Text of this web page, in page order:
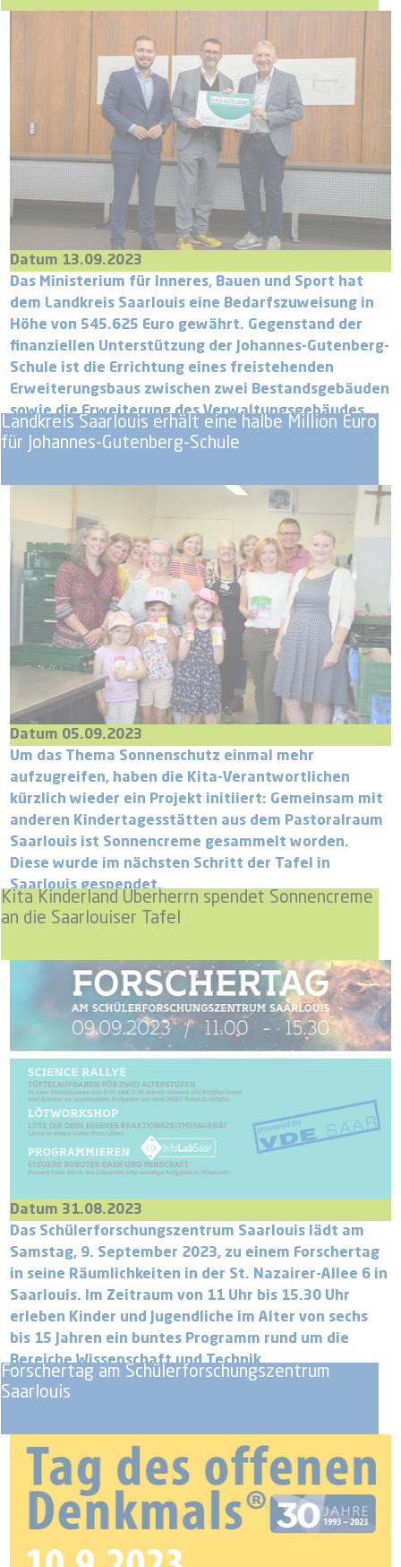
Landkreis Saarlouis erhält eine halbe Million Euro
für Johannes-Gutenberg-Schule
Datum 13.09.2023
Das Ministerium für Inneres, Bauen und Sport hat
dem Landkreis Saarlouis eine Bedarfszuweisung in
Höhe von 545.625 Euro gewährt. Gegenstand der
finanziellen Unterstützung der Johannes-Gutenberg-
Schule ist die Errichtung eines freistehenden
Erweiterungsbaus zwischen zwei Bestandsgebäuden
sowie die Erweiterung des Verwaltungsgebäudes.
Kita Kinderland Überherrn spendet Sonnencreme
an die Saarlouiser Tafel
Datum 05.09.2023
Um das Thema Sonnenschutz einmal mehr
aufzugreifen, haben die Kita-Verantwortlichen
kürzlich wieder ein Projekt initiiert: Gemeinsam mit
anderen Kindertagesstätten aus dem Pastoralraum
Saarlouis ist Sonnencreme gesammelt worden.
Diese wurde im nächsten Schritt der Tafel in
Saarlouis gespendet.
Forschertag am Schülerforschungszentrum
Saarlouis
Datum 31.08.2023
Das Schülerforschungszentrum Saarlouis lädt am
Samstag, 9. September 2023, zu einem Forschertag
in seine Räumlichkeiten in der St. Nazairer-Allee 6 in
Saarlouis. Im Zeitraum von 11 Uhr bis 15.30 Uhr
erleben Kinder und Jugendliche im Alter von sechs
bis 15 Jahren ein buntes Programm rund um die
Bereiche Wissenschaft und Technik.